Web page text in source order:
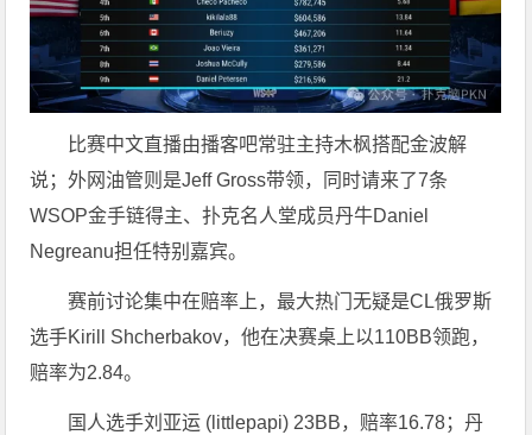
比赛中文直播由播客吧常驻主持木枫搭配金波解
说；外网油管则是Jeff Gross带领，同时请来了7条
WSOP金手链得主、扑克名人堂成员丹牛Daniel
Negreanu担任特别嘉宾。
赛前讨论集中在赔率上，最大热门无疑是CL俄罗斯
选手Kirill Shcherbakov，他在决赛桌上以110BB领跑，
赔率为2.84。
国人选手刘亚运 (littlepapi) 23BB，赔率16.78；丹